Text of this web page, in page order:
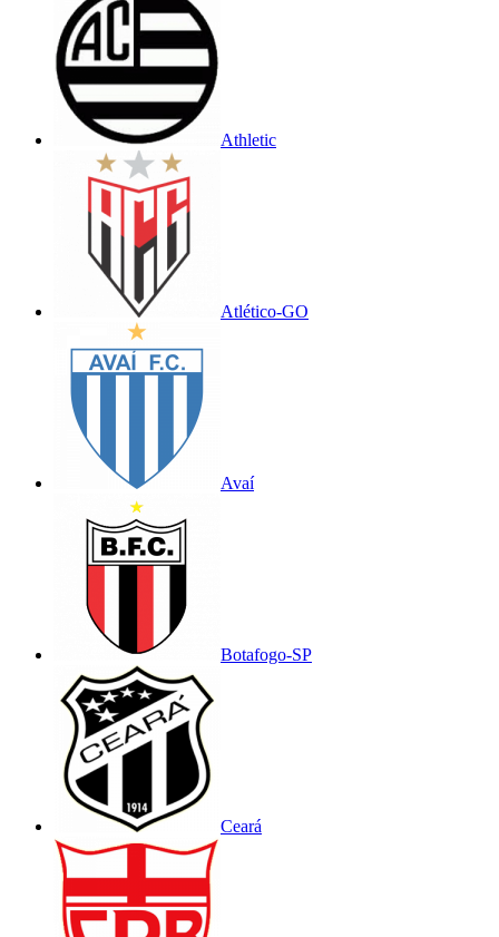
Athletic
Atlético-GO
Avaí
Botafogo-SP
Ceará